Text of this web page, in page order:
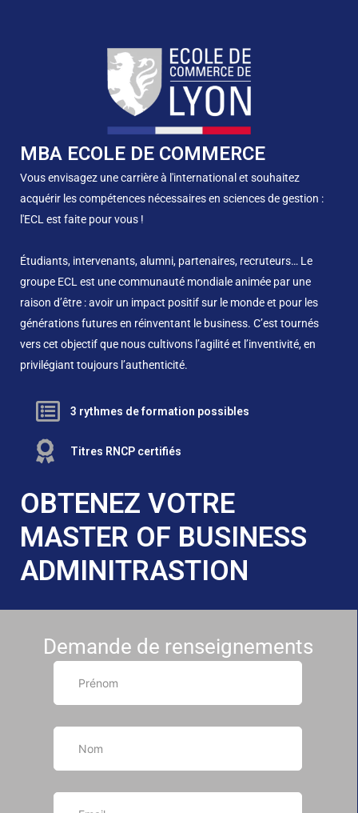
MBA ECOLE DE COMMERCE
Vous envisagez une carrière à l'international et souhaitez
acquérir les compétences nécessaires en sciences de gestion :
l'ECL est faite pour vous !
Étudiants, intervenants, alumni, partenaires, recruteurs… Le
groupe ECL est une communauté mondiale animée par une
raison d’être : avoir un impact positif sur le monde et pour les
générations futures en réinventant le business. C’est tournés
vers cet objectif que nous cultivons l’agilité et l’inventivité, en
privilégiant toujours l’authenticité.
3 rythmes de formation possibles
Titres RNCP certifiés
OBTENEZ VOTRE
MASTER OF BUSINESS
ADMINITRASTION
Demande de renseignements